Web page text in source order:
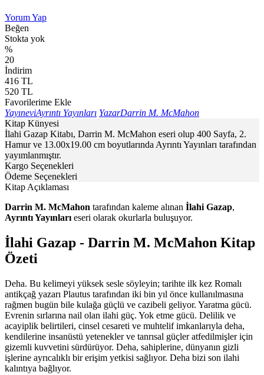
Yorum Yap
Beğen
Stokta yok
%
20
İndirim
416 TL
520 TL
Favorilerime Ekle
YayıneviAyrıntı Yayınları YazarDarrin M. McMahon
Kitap Künyesi
İlahi Gazap Kitabı, Darrin M. McMahon eseri olup 400 Sayfa, 2.
Hamur ve 13.00x19.00 cm boyutlarında Ayrıntı Yayınları tarafından
yayımlanmıştır.
Kargo Seçenekleri
Ödeme Seçenekleri
Kitap Açıklaması
Darrin M. McMahon tarafından kaleme alınan İlahi Gazap,
Ayrıntı Yayınları eseri olarak okurlarla buluşuyor.
İlahi Gazap - Darrin M. McMahon Kitap
Özeti
Deha. Bu kelimeyi yüksek sesle söyleyin; tarihte ilk kez Romalı
antikçağ yazarı Plautus tarafından iki bin yıl önce kullanılmasına
rağmen bugün bile kulağa güçlü ve cazibeli geliyor. Yaratma gücü.
Evrenin sırlarına nail olan ilahi güç. Yok etme gücü. Delilik ve
acayiplik belirtileri, cinsel cesareti ve muhtelif imkanlarıyla deha,
kendilerine insanüstü yetenekler ve tanrısal güçler atfedilmişler için
gizemli kuvvetini sürdürüyor. Deha, sahiplerine, dünyanın gizli
işlerine ayrıcalıklı bir erişim yetkisi sağlıyor. Deha bizi son ilahi
kalıntıya bağlıyor.